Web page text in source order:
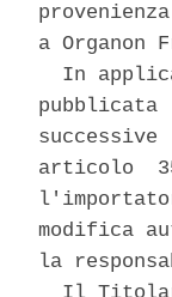
a Organon
In
articolo
modifica
la